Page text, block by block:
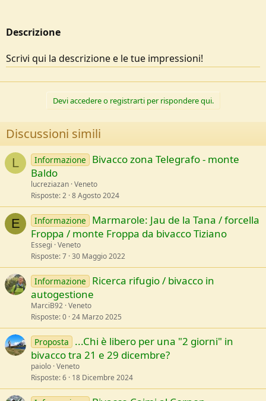
Descrizione
Scrivi qui la descrizione e le tue impressioni!
Devi accedere o registrarti per rispondere qui.
Discussioni simili
L Informazione
Bivacco zona Telegrafo - monte
Baldo
lucreziazan Veneto
Risposte 2 8 Agosto 2024
E Informazione
Marmarole: Jau de la Tana / forcella
Froppa / monte Froppa da bivacco Tiziano
Essegi Veneto
Risposte 7 30 Maggio 2022
Informazione
Ricerca rifugio / bivacco in
autogestione
MarciB92 Veneto
Risposte 0 24 Marzo 2025
Proposta
...Chi è libero per una "2 giorni" in
bivacco tra 21 e 29 dicembre?
paiolo Veneto
Risposte 6 18 Dicembre 2024